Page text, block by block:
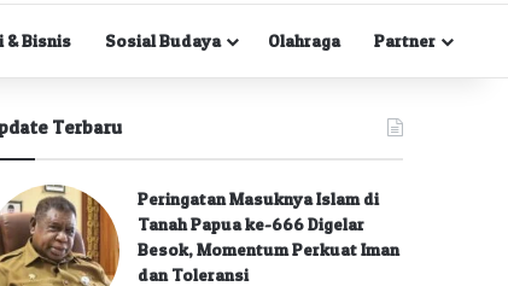
& Bisnis Sosial Budaya Olahraga Partner
Terbaru
Peringatan Masuknya Islam di
Tanah Papua ke-666 Digelar
Besok, Momentum Perkuat Iman
dan Toleransi